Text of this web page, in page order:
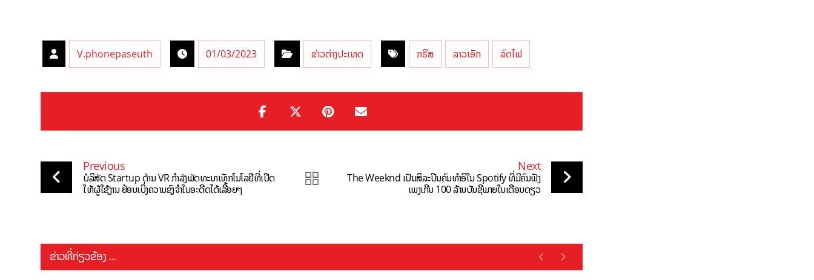
V.phonepaseuth 01/03/2023 ຂ່າວຕ່າງປະເທດ ກຣີສ ລາວເອັກ ລົດໄຟ
Previous
ບໍລິສັດ Startup ດ້ານ VR ກຳລັງພັດທະນາເທັກໂນໂລຢີທີ່ເປີດ
ໃຫ້ຜູ້ໃຊ້ງານ ຢ້ອນເບິ່ງຄວາມຊົງຈຳໃນອະດີດໄດ້ເລື້ອຍໆ
Next
The Weeknd ເປັນສິລະປິນຄົນທຳອິໃນ Spotify ທີ່ມີຄົນຟັງ
ເພງເກີນ 100 ລ້ານບັນຊີພາຍໃນເດືອນດຽວ
ຂ່າວທີ່ກ່ຽວຂ້ອງ ...